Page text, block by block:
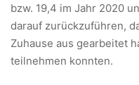
bzw. 19,4 im Jahr 2020
darauf zurückzuführen,
Zuhause aus gearbeitet
teilnehmen konnten.